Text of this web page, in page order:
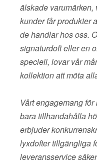
älskade varumärken,
kunder får produkter
de handlar hos oss.
signaturdoft eller en
speciell, lovar vår
kollektion att möta
Vårt engagemang
bara tillhandahålla
erbjuder
lyxdofter tillgängliga
leveransservice